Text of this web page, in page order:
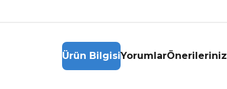
Ürün BilgisiYorumlarÖnerileriniz